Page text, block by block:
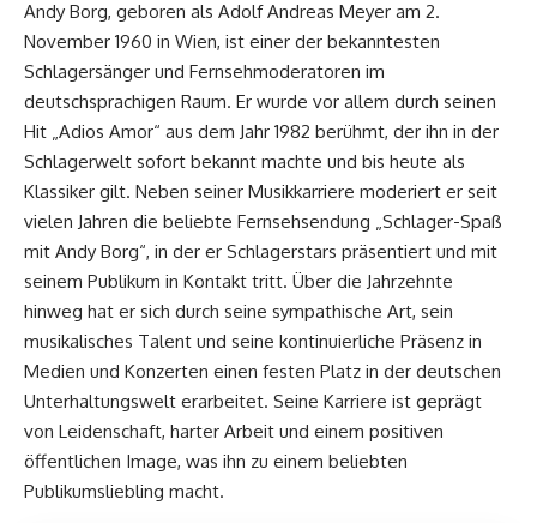
Andy Borg, geboren als Adolf Andreas Meyer am 2.
November 1960 in Wien, ist einer der bekanntesten
Schlagersänger und Fernsehmoderatoren im
deutschsprachigen Raum. Er wurde vor allem durch seinen
Hit „Adios Amor“ aus dem Jahr 1982 berühmt, der ihn in der
Schlagerwelt sofort bekannt machte und bis heute als
Klassiker gilt. Neben seiner Musikkarriere moderiert er seit
vielen Jahren die beliebte Fernsehsendung „Schlager-Spaß
mit Andy Borg“, in der er Schlagerstars präsentiert und mit
seinem Publikum in Kontakt tritt. Über die Jahrzehnte
hinweg hat er sich durch seine sympathische Art, sein
musikalisches Talent und seine kontinuierliche Präsenz in
Medien und Konzerten einen festen Platz in der deutschen
Unterhaltungswelt erarbeitet. Seine Karriere ist geprägt
von Leidenschaft, harter Arbeit und einem positiven
öffentlichen Image, was ihn zu einem beliebten
Publikumsliebling macht.